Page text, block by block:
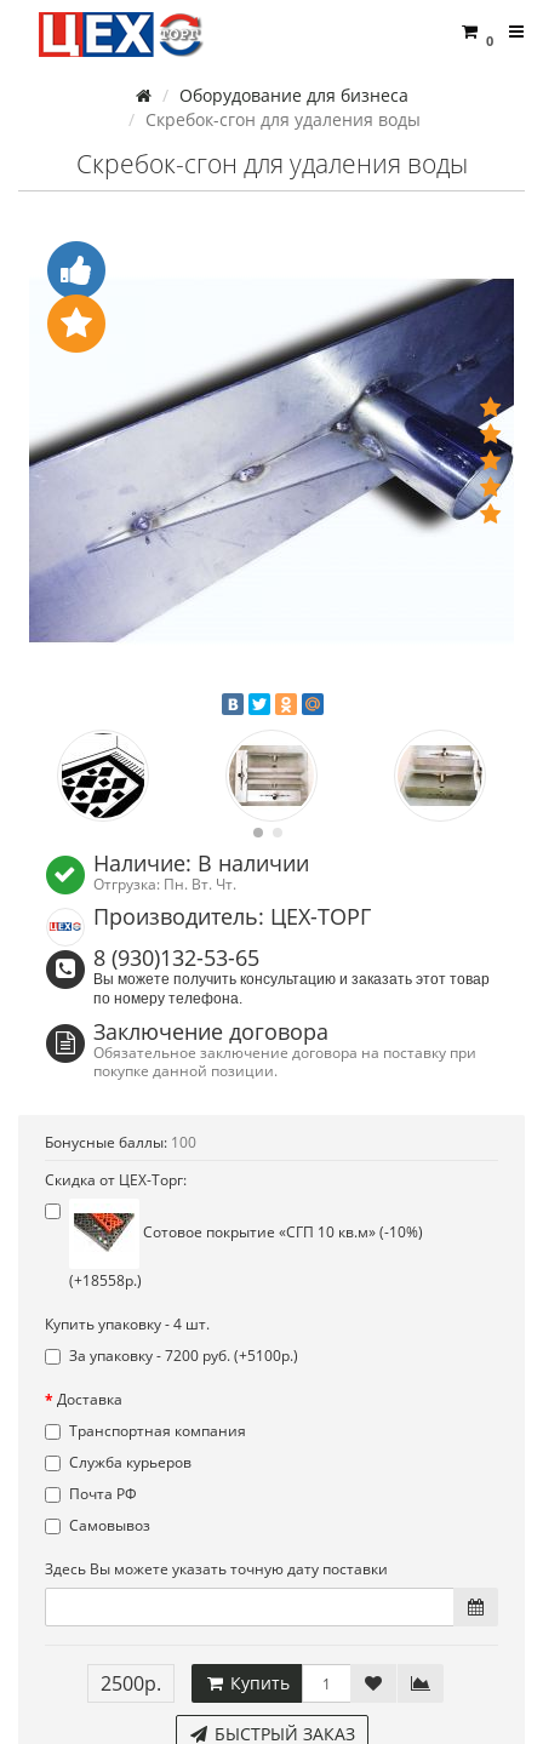
0
Оборудование для бизнеса
Скребок-сгон для удаления воды
Скребок-сгон для удаления воды
Наличие: В наличии
Отгрузка: Пн. Вт. Чт.
Производитель: ЦЕХ-ТОРГ
8 (930)132-53-65
Вы можете получить консультацию и заказать этот товар
по номеру телефона.
Заключение договора
Обязательное заключение договора на поставку при
покупке данной позиции.
Бонусные баллы: 100
Скидка от ЦЕХ-Торг:
Сотовое покрытие «СГП 10 кв.м» (-10%)
(+18558р.)
Купить упаковку - 4 шт.
За упаковку - 7200 руб. (+5100р.)
Доставка
Транспортная компания
Служба курьеров
Почта РФ
Самовывоз
Здесь Вы можете указать точную дату поставки
2500р. Купить
БЫСТРЫЙ ЗАКАЗ